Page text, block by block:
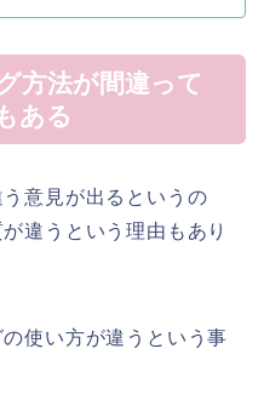
方法が間違って
ある
意見が出るというの
違うという理由もあり
使い方が違うという事